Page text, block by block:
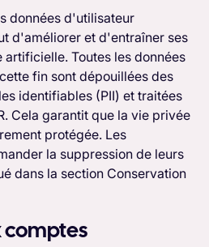
données d'utilisateur
d'améliorer et d'entraîner ses
Toutes les données
fin sont dépouillées des
identifiables (PII) et traitées
Cela garantit que la vie privée
protégée. Les
la suppression de leurs
dans la section Conservation
comptes